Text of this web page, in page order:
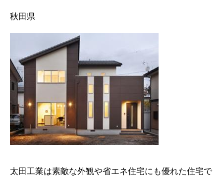
秋田県
太田工業は素敵な外観や省エネ住宅にも優れた住宅で